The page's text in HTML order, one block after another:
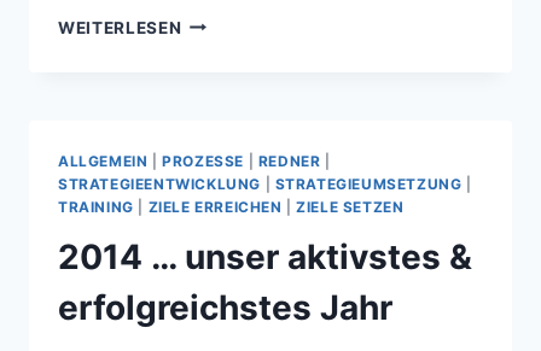
WEITERLESEN 2015
ALLGEMEIN |PROZESSE REDNER
STRATEGIEENTWICKLUNG
STRATEGIEUMSETZUNG
TRAINING
ZIELE ERREICHEN |ZIELE SETZEN
2014 … unser aktivstes &
erfolgreichstes Jahr